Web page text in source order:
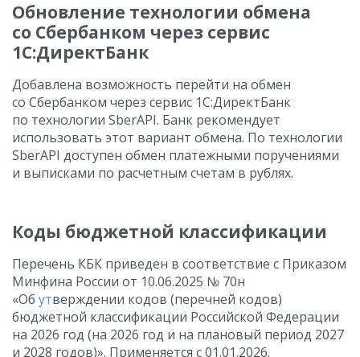
Обновление технологии обмена
со Сбербанком через сервис
1С:ДиректБанк
Добавлена возможность перейти на обмен
со Сбербанком через сервис 1С:ДиректБанк
по технологии SberAPI. Банк рекомендует
использовать этот вариант обмена. По технологии
SberAPI доступен обмен платежными поручениями
и выписками по расчетным счетам в рублях.
Коды бюджетной классификации
Перечень КБК приведен в соответствие с Приказом
Минфина России от 10.06.2025 № 70н
«Об утверждении кодов (перечней кодов)
бюджетной классификации Российской Федерации
на 2026 год (на 2026 год и на плановый период 2027
и 2028 годов)». Применяется с 01.01.2026.